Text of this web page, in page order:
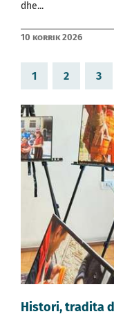
dhe...
10 korrik 2026
1 2 3
Histori, tradita